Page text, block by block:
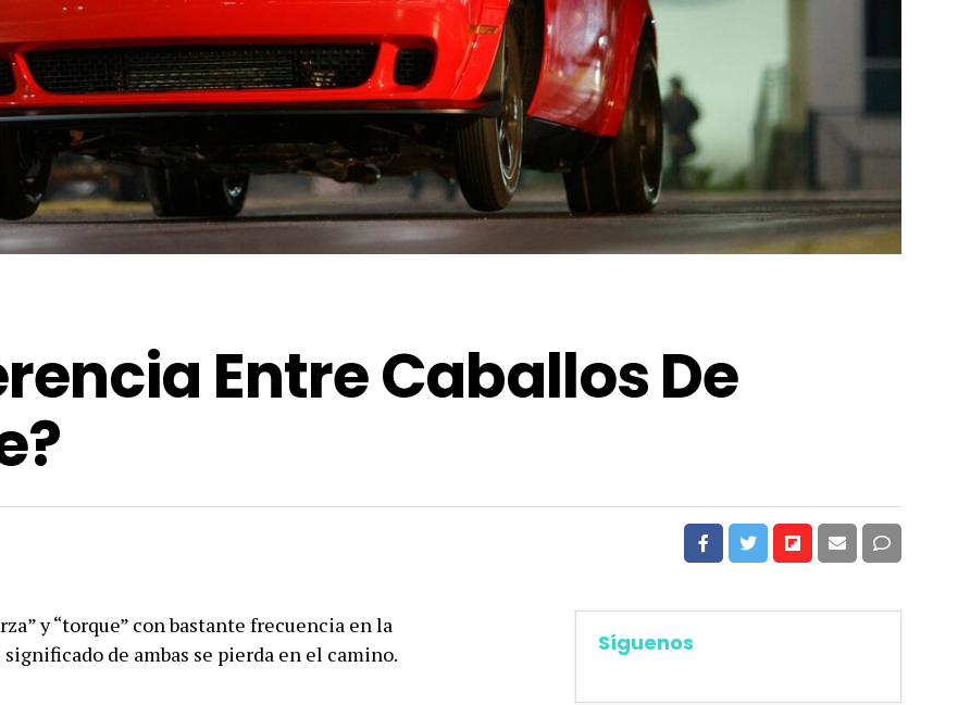
Entre Caballos De
y “torque” con bastante frecuencia en la
de ambas se pierda en el camino.
Síguenos